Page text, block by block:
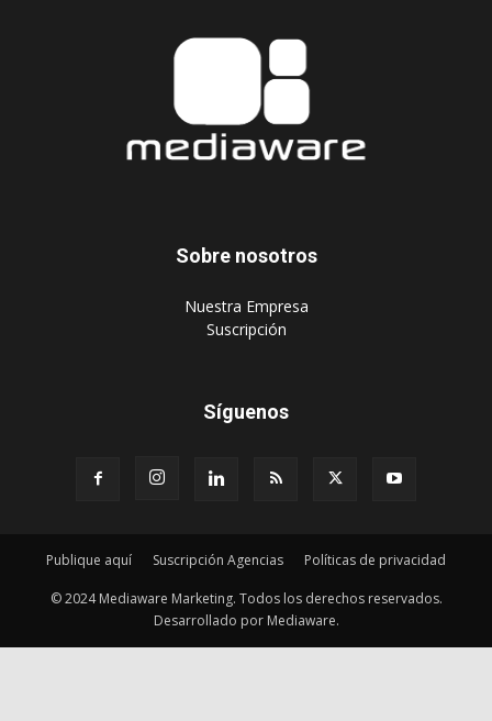
Sobre nosotros
‎Nuestra Empresa
‎Suscripción
Síguenos
Publique aquí Suscripción Agencias Políticas de privacidad
© 2024 Mediaware Marketing. Todos los derechos reservados.
Desarrollado por Mediaware.